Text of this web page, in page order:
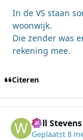
In de VS staan
woonwijk.
Die zender was
rekening mee.
Citeren
Will Stevens
Geplaatst8